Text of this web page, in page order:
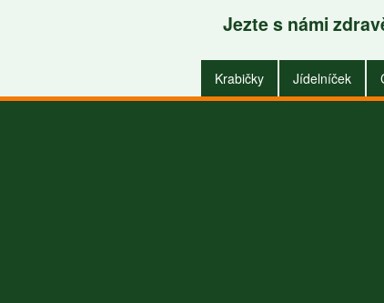
Jezte s námi
Krabičky Jídelníček
do zaměstnání i do domu.